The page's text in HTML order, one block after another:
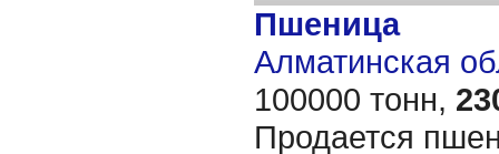
Пшеница
Алматинская
100000 тонн,
Продается